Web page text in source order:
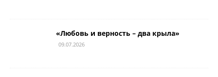
«Любовь и верность – два крыла»
09.07.2026